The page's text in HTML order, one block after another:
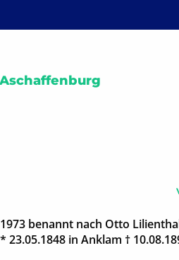
1973 benannt nach Otto
* 23.05.1848 in Anklam †